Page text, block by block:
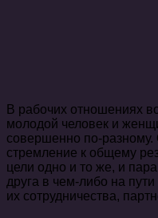
В рабочих отношениях
молодой человек и
совершенно по-
стремление к общему
цели одно и то же, и пара
друга в чем-либо на
их сотрудничества,